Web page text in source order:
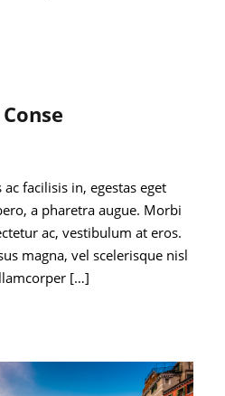
facilisis in, egestas eget
a pharetra augue. Morbi
ac, vestibulum at eros.
magna, vel scelerisque nisl
[…]